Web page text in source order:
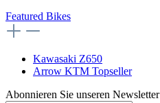
Featured Bikes
Kawasaki Z650
Arrow KTM Topseller
Abonnieren Sie unseren Newsletter